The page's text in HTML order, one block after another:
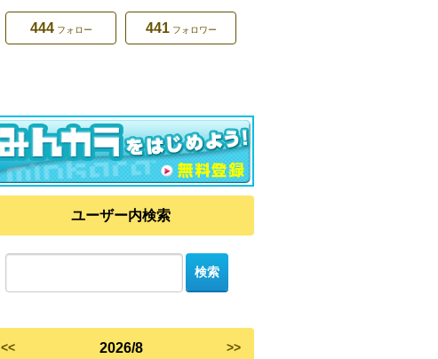
444フォロー 441フォロワー
ユーザー内検索
<< 2026/8 >>